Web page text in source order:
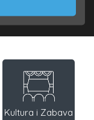
Kultura i Zabava